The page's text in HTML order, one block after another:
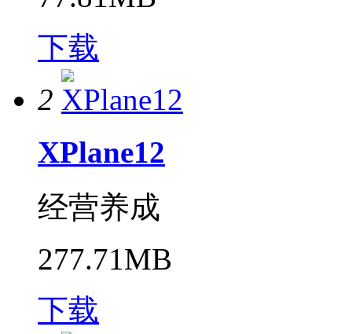
下载
2
XPlane12
经营养成
277.71MB
下载